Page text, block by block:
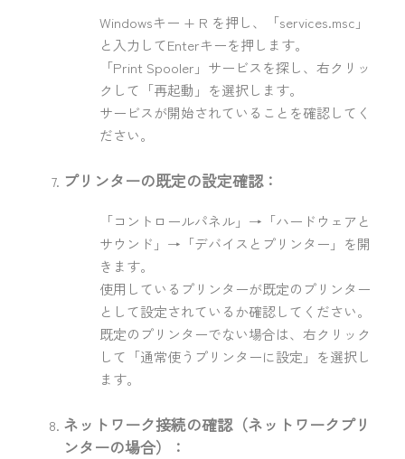
Windowsキー + R を押し、「services.msc」
と入力してEnterキーを押します。
「Print Spooler」サービスを探し、右クリッ
クして「再起動」を選択します。
サービスが開始されていることを確認してく
ださい。
プリンターの既定の設定確認：
「コントロールパネル」→「ハードウェアと
サウンド」→「デバイスとプリンター」を開
きます。
使用しているプリンターが既定のプリンター
として設定されているか確認してください。
既定のプリンターでない場合は、右クリック
して「通常使うプリンターに設定」を選択し
ます。
ネットワーク接続の確認（ネットワークプリ
ンターの場合）：